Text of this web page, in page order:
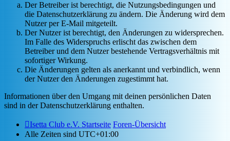
Der Betreiber ist berechtigt, die Nutzungsbedingungen und
die Datenschutzerklärung zu ändern. Die Änderung wird dem
Nutzer per E-Mail mitgeteilt.
Der Nutzer ist berechtigt, den Änderungen zu widersprechen.
Im Falle des Widerspruchs erlischt das zwischen dem
Betreiber und dem Nutzer bestehende Vertragsverhältnis mit
sofortiger Wirkung.
Die Änderungen gelten als anerkannt und verbindlich, wenn
der Nutzer den Änderungen zugestimmt hat.
Informationen über den Umgang mit deinen persönlichen Daten
sind in der Datenschutzerklärung enthalten.
Isetta Club e.V. Startseite Foren-Übersicht
Alle Zeiten sind UTC+01:00